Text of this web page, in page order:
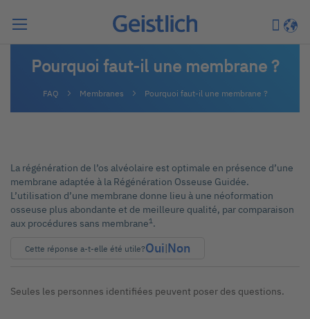
Mon
Pourquoi faut-il une membrane ?
FAQ Membranes Pourquoi faut-il une membrane ?
La régénération de l’os alvéolaire est optimale en présence d’une
membrane adaptée à la Régénération Osseuse Guidée.
L’utilisation d’une membrane donne lieu à une néoformation
osseuse plus abondante et de meilleure qualité, par comparaison
aux procédures sans membrane1.
Cette réponse a-t-elle été utile?Oui|Non
Seules les personnes identifiées peuvent poser des questions.